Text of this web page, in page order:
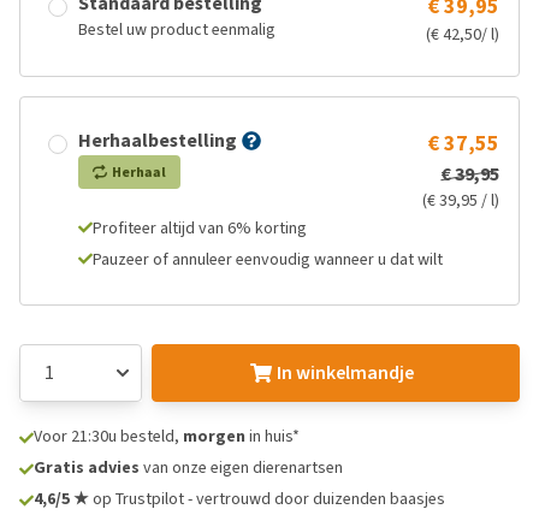
Bestel uw product eenmalig
€ 39,95
(€ 42,50/ l)
Herhaalbestelling
Herhaal
€ 37,55
€ 39,95
(€ 39,95 / l)
Profiteer altijd van 6% korting
Pauzeer of annuleer eenvoudig wanneer u dat wilt
In winkelmandje
Voor 21:30u besteld, morgen in huis*
Gratis advies van onze eigen dierenartsen
4,6/5 ★op Trustpilot - vertrouwd door duizenden baasjes